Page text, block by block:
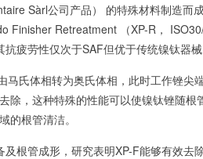
Sàrl公司产品） 的特殊材料制造而
Finisher Retreatment （XP-R，
疲劳性仅次于SAF但优于传统镍钛器械
氏体相转为奥氏体相，此时工作锉尖
除，这种特殊的性能可以使镍钛锉随根
的根管清洁。
根管成形，研究表明XP-F能够有效去